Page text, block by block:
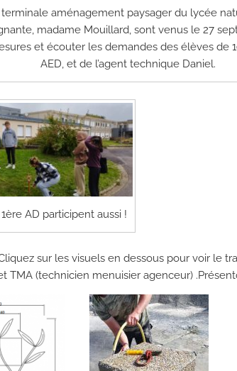
aménagement paysager du lycée
madame Mouillard, sont venus le 27
et écouter les demandes des élèves de
AED, et de l’agent technique Daniel.
AD participent aussi !
visuels en dessous pour voir le travail
TMA (technicien menuisier agenceur)